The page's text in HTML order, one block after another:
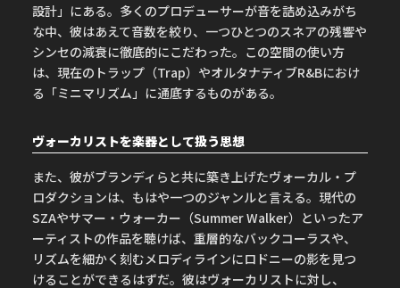
設計」にある。多くのプロデューサーが音を詰め込みがち
な中、彼はあえて音数を絞り、一つひとつのスネアの残響や
シンセの減衰に徹底的にこだわった。この空間の使い方
は、現在のトラップ（Trap）やオルタナティブR&Bにおけ
る「ミニマリズム」に通底するものがある。
ヴォーカリストを楽器として扱う思想
また、彼がブランディらと共に築き上げたヴォーカル・プ
ロダクションは、もはや一つのジャンルと言える。現代の
SZAやサマー・ウォーカー（Summer Walker）といったア
ーティストの作品を聴けば、重層的なバックコーラスや、
リズムを細かく刻むメロディラインにロドニーの影を見つ
けることができるはずだ。彼はヴォーカリストに対し、